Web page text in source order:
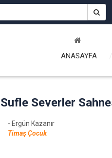
ANASAYFA
Sufle Severler
- Ergün Kazanır
Timaş Çocuk